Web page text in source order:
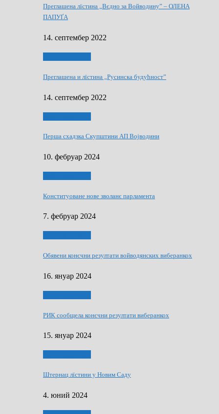
Преглашена лїстина „Вєдно за Войводину” – ОЛЕНА
ПАПУҐА
14. септембер 2022
Преглашена и лїстина „Русинска будућност”
14. септембер 2022
Перша схадзка Скупштини АП Војводини
10. фебруар 2024
Конституоване нове зволанє парламентa
7. фебруар 2024
Обявени конєчни резултати войводянских виберанкох
16. януар 2024
РИК сообщела конєчни резултати виберанкох
15. януар 2024
Штернац лїстини у Новим Саду
4. юний 2024